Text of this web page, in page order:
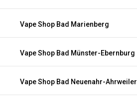
Vape Shop Bad Marienberg
Vape Shop Bad Münster-Ebernburg
Vape Shop Bad Neuenahr-Ahrweiler